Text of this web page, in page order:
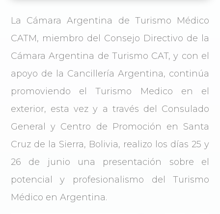
La Cámara Argentina de Turismo Médico
CATM, miembro del Consejo Directivo de la
Cámara Argentina de Turismo CAT, y con el
apoyo de la Cancillería Argentina, continúa
promoviendo el Turismo Medico en el
exterior, esta vez y a través del Consulado
General y Centro de Promoción en Santa
Cruz de la Sierra, Bolivia, realizo los días 25 y
26 de junio una presentación sobre el
potencial y profesionalismo del Turismo
Médico en Argentina.